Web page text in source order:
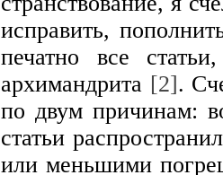
исправить,
печатно все
архимандрита [2].
по двум причинам:
статьи
или меньшими